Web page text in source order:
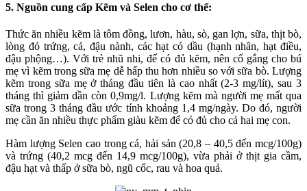
5. Nguồn cung cấp Kẽm và Selen cho cơ thể:
Thức ăn nhiều kẽm là tôm đồng, lươn, hàu, sò, gan lợn, sữa, thịt bò,
lòng đỏ trứng, cá, đậu nành, các hạt có dầu (hạnh nhân, hạt điều,
đậu phộng…). Với trẻ nhũ nhi, để có đủ kẽm, nên cố gắng cho bú
mẹ vì kẽm trong sữa mẹ dễ hấp thu hơn nhiều so với sữa bò. Lượng
kẽm trong sữa mẹ ở tháng đầu tiên là cao nhất (2-3 mg/lít), sau 3
tháng thì giảm dần còn 0,9mg/l. Lượng kẽm mà người mẹ mất qua
sữa trong 3 tháng đầu ước tính khoảng 1,4 mg/ngày. Do đó, người
mẹ cần ăn nhiều thực phẩm giàu kẽm để có đủ cho cả hai mẹ con.
Hàm lượng Selen cao trong cá, hải sản (20,8 – 40,5 đến mcg/100g)
và trứng (40,2 mcg đến 14,9 mcg/100g), vừa phải ở thịt gia cầm,
đậu hạt và thấp ở sữa bò, ngũ cốc, rau và hoa quả.